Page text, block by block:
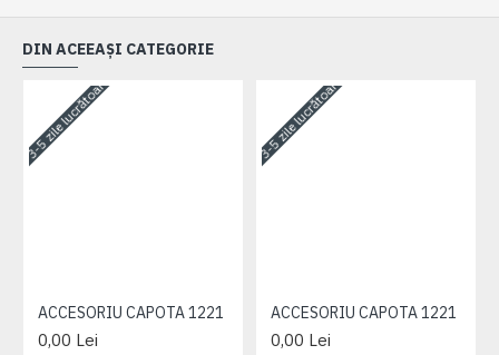
DIN ACEEAȘI CATEGORIE
3-5 zile lucrătoare
ACCESORIU CAPOTA 1221
0,00 Lei
3-5 zile lucrătoare
ACCESORIU CAPOTA 1221
0,00 Lei